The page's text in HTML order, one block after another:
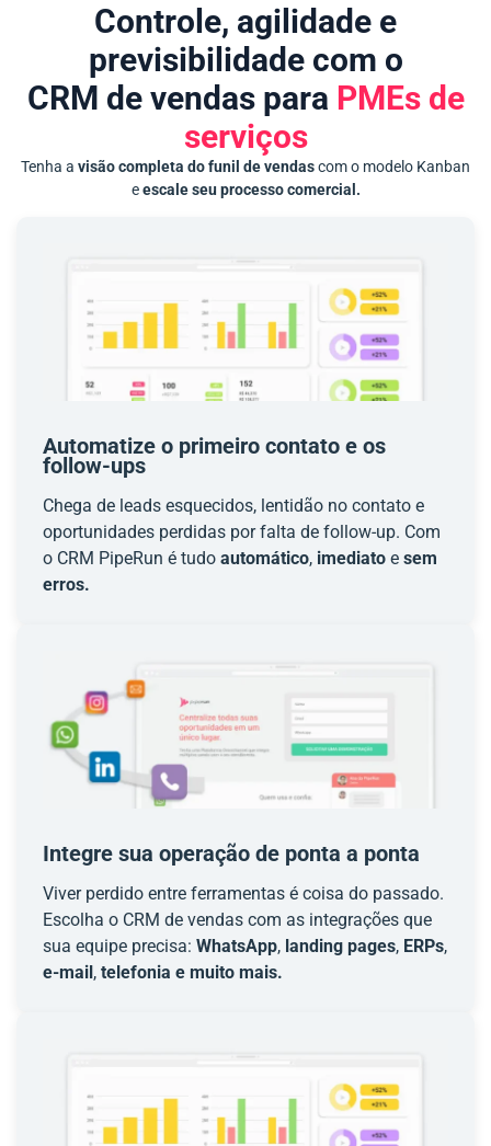
Controle, agilidade e
previsibilidade com o
CRM de vendas para PMEs de
serviços
Tenha a visão completa do funil de vendascom o modelo Kanban
eescale seu processo comercial.
Automatize o primeiro contato e os
follow-ups
Chega de leads esquecidos, lentidão no contato e
oportunidades perdidas por falta de follow-up. Com
o CRM PipeRun é tudo automático, imediato e sem
erros.
Integre sua operação de ponta a ponta
Viver perdido entre ferramentas é coisa do passado.
Escolha o CRM de vendas com as integrações que
sua equipe precisa: WhatsApp, landing pages, ERPs,
e-mail , telefonia e muito mais.